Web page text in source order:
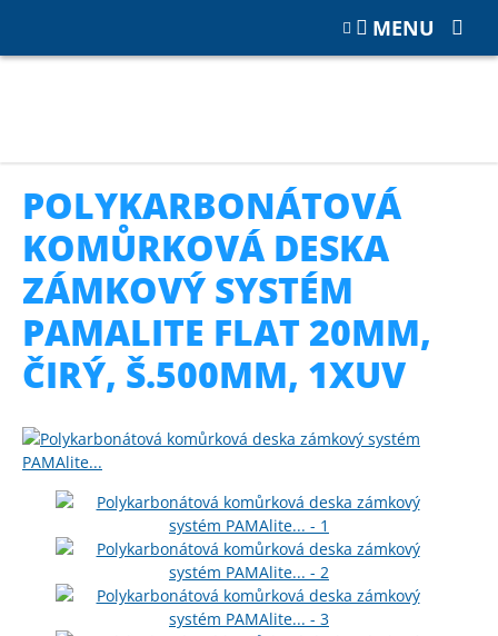
POLYKARBONÁTOVÁ
KOMŮRKOVÁ DESKA
ZÁMKOVÝ SYSTÉM
PAMALITE FLAT 20MM,
ČIRÝ, Š.500MM, 1XUV
MENU